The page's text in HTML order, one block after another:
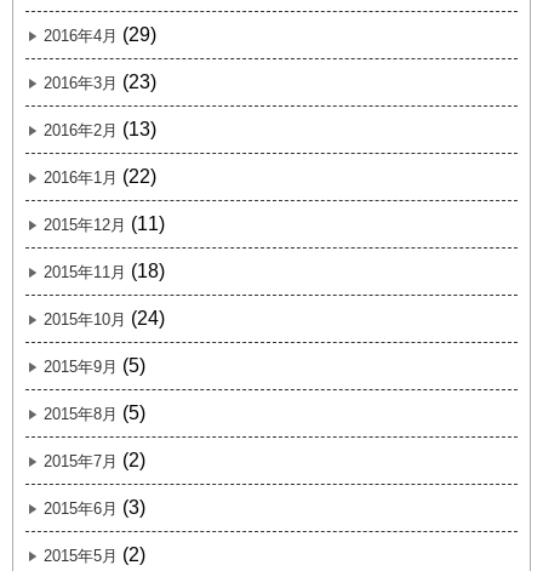
2016年4月 (29)
2016年3月 (23)
2016年2月 (13)
2016年1月 (22)
2015年12月 (11)
2015年11月 (18)
2015年10月 (24)
2015年9月 (5)
2015年8月 (5)
2015年7月 (2)
2015年6月 (3)
2015年5月 (2)